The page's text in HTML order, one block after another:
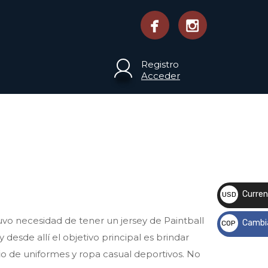
Registro
Acceder
necesidad de tener un jersey de Paintball
desde allí el objetivo principal es brindar
de uniformes y ropa casual deportivos. No
USD
$
COP
$